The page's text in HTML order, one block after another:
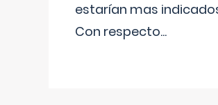
estarían mas
Con respecto...